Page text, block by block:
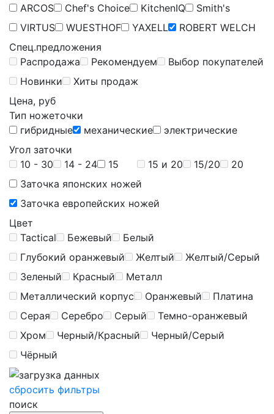
ARCOS
Chef's Choice KitchenIQ
Smith's
VIRTUS
WUESTHOF YAXELL
ROBERT WELCH
Спец.предложения
Распродажа
Рекомендуем
Выбор покупателей
Новинки
Хиты продаж
Цена, руб
Тип ножеточки
гибридные
механические
электрические
Угол заточки
10 - 30
14 - 24 15 15 и 20 15/20
20
Заточка японских ножей
Заточка европейских ножей
Цвет
Tactical
Бежевый
Белый
Глубокий оранжевый
Желтый
Желтый/Серый
Зеленый
Красный
Металл
Металлический корпус
Оранжевый
Платина
Серая
Серебро Серый
Темно-оранжевый
Хром
Черный/Красный
Черный/Серый
Чёрный
сбросить фильтры
поиск